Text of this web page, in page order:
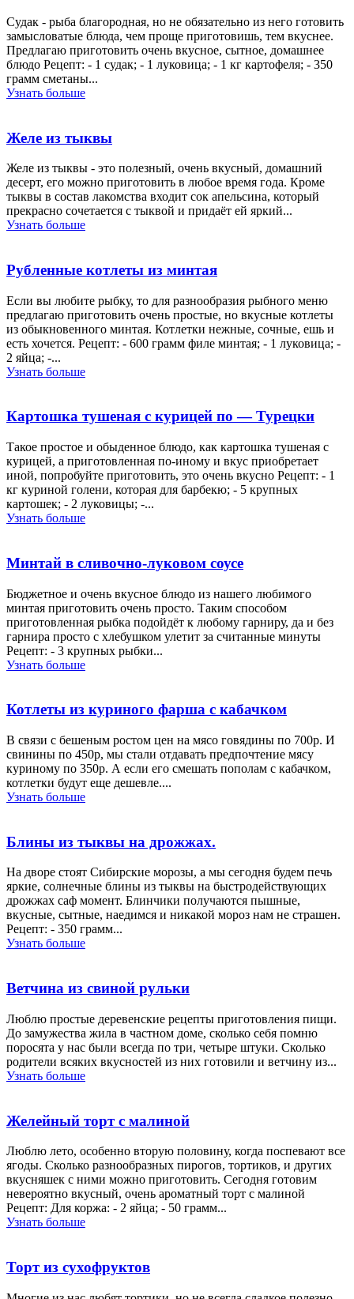
Судак - рыба благородная, но не обязательно из него готовить
замысловатые блюда, чем проще приготовишь, тем вкуснее.
Предлагаю приготовить очень вкусное, сытное, домашнее
блюдо Рецепт: - 1 судак; - 1 луковица; - 1 кг картофеля; - 350
грамм сметаны...
Узнать больше
Желе из тыквы
Желе из тыквы - это полезный, очень вкусный, домашний
десерт, его можно приготовить в любое время года. Кроме
тыквы в состав лакомства входит сок апельсина, который
прекрасно сочетается с тыквой и придаёт ей яркий...
Узнать больше
Рубленные котлеты из минтая
Если вы любите рыбку, то для разнообразия рыбного меню
предлагаю приготовить очень простые, но вкусные котлеты
из обыкновенного минтая. Котлетки нежные, сочные, ешь и
есть хочется. Рецепт: - 600 грамм филе минтая; - 1 луковица; -
2 яйца; -...
Узнать больше
Картошка тушеная с курицей по — Турецки
Такое простое и обыденное блюдо, как картошка тушеная с
курицей, а приготовленная по-иному и вкус приобретает
иной, попробуйте приготовить, это очень вкусно Рецепт: - 1
кг куриной голени, которая для барбекю; - 5 крупных
картошек; - 2 луковицы; -...
Узнать больше
Минтай в сливочно-луковом соусе
Бюджетное и очень вкусное блюдо из нашего любимого
минтая приготовить очень просто. Таким способом
приготовленная рыбка подойдёт к любому гарниру, да и без
гарнира просто с хлебушком улетит за считанные минуты
Рецепт: - 3 крупных рыбки...
Узнать больше
Котлеты из куриного фарша с кабачком
В связи с бешеным ростом цен на мясо говядины по 700р. И
свинины по 450р, мы стали отдавать предпочтение мясу
куриному по 350р. А если его смешать пополам с кабачком,
котлетки будут еще дешевле....
Узнать больше
Блины из тыквы на дрожжах.
На дворе стоят Сибирские морозы, а мы сегодня будем печь
яркие, солнечные блины из тыквы на быстродействующих
дрожжах саф момент. Блинчики получаются пышные,
вкусные, сытные, наедимся и никакой мороз нам не страшен.
Рецепт: - 350 грамм...
Узнать больше
Ветчина из свиной рульки
Люблю простые деревенские рецепты приготовления пищи.
До замужества жила в частном доме, сколько себя помню
поросята у нас были всегда по три, четыре штуки. Сколько
родители всяких вкусностей из них готовили и ветчину из...
Узнать больше
Желейный торт с малиной
Люблю лето, особенно вторую половину, когда поспевают все
ягоды. Сколько разнообразных пирогов, тортиков, и других
вкусняшек с ними можно приготовить. Сегодня готовим
невероятно вкусный, очень ароматный торт с малиной
Рецепт: Для коржа: - 2 яйца; - 50 грамм...
Узнать больше
Торт из сухофруктов